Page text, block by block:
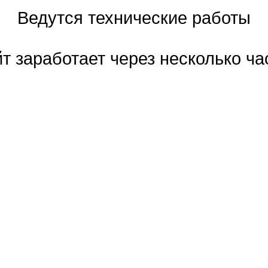
Ведутся технические работы
заработает через несколько